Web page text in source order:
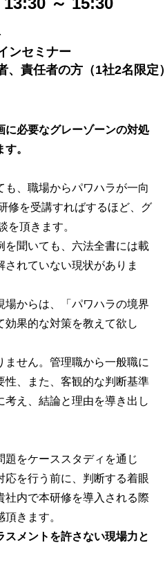
ンセミナー
責任者の方（1社2名限定）
に必要なグレーゾーンの対処
。
、職場からパワハラが一向
修を受講すればするほど、グ
を頂きます。
聞いても、六法全書には載
れていない現状がありま
からは、「パワハラの境界
果的な対策を教えて欲し
せん。管理職から一般職に
性、また、客観的な判断基準
え、結論と理由を導き出し
をケーススタディを通じ
を行う前に、判断する着眼
社内で本研修を導入される際
きます。
メントを許さない現場力と